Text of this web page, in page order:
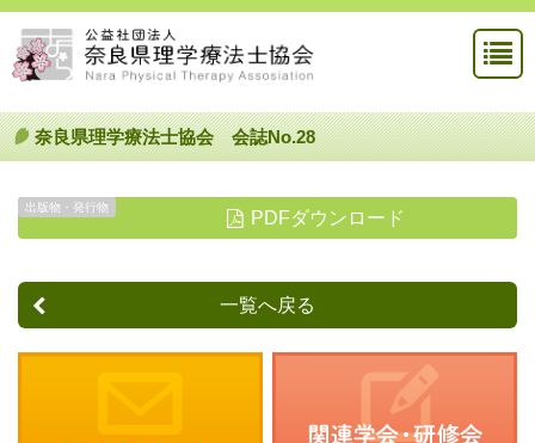
奈良県理学療法士協会 会誌No.28
出版物・発行物
PDFダウンロード
一覧へ戻る